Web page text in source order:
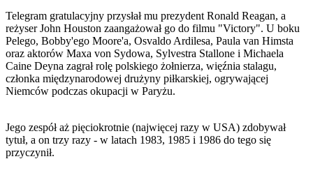
Telegram gratulacyjny przysłał mu prezydent Ronald Reagan, a
reżyser John Houston zaangażował go do filmu "Victory". U boku
Pelego, Bobby'ego Moore'a, Osvaldo Ardilesa, Paula van Himsta
oraz aktorów Maxa von Sydowa, Sylvestra Stallone i Michaela
Caine Deyna zagrał rolę polskiego żołnierza, więźnia stalagu,
członka międzynarodowej drużyny piłkarskiej, ogrywającej
Niemców podczas okupacji w Paryżu.
Jego zespół aż pięciokrotnie (najwięcej razy w USA) zdobywał
tytuł, a on trzy razy - w latach 1983, 1985 i 1986 do tego się
przyczynił.